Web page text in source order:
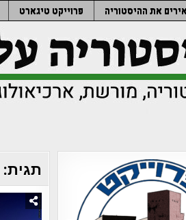
את ההיסטוריה פרוייקט טיגארט
תגית: